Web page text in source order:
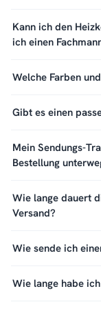
Kann ich den
ich einen
Welche Farben
Gibt es einen
Mein Sendungs-
Bestellung
Wie lange dauert
Versand?
Wie sende ich
Wie lange habe